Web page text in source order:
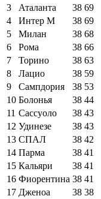
3
Аталанта 38 69
4
Интер М 38 69
5
Милан 38 68
6
Рома 38 66
7
Торино 38 63
8
Лацио 38 59
9
Сампдория 38 53
10 Болонья 38 44
11 Сассуоло 38 43
12 Удинезе 38 43
13 СПАЛ 38 42
14 Парма 38 41
15 Кальяри 38 41
16 Фиорентина 38 41
17 Дженоа 38 38